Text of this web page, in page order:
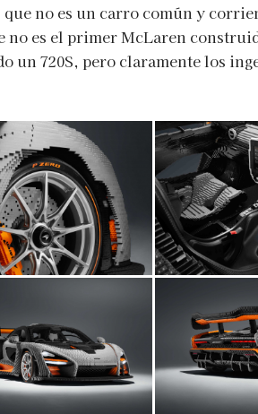
que no es un carro común y
no es el primer McLaren
un 720S, pero claramente los